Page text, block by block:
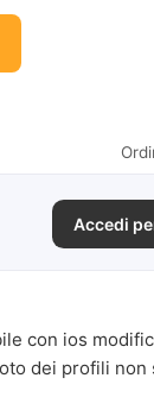
Accedi
con ios
dei profili non